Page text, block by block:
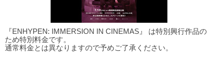
『ENHYPEN: IMMERSION IN CINEMAS』 は特別興行作品の
ため特別料金です。
通常料金とは異なりますので予めご了承ください。